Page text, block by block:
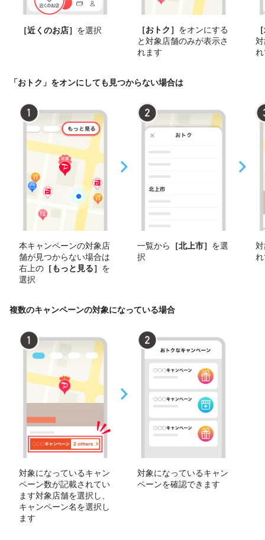
［近くのお店］ を選択 ［おトク］ をオンにする
と対象店舗のみが表示さ
れます
「おトク」をオンにしても見つからない場合は
本キャンペーンの対象店
舗が見つからない場合は
右上の ［もっと見る］ を
選択
一覧から ［北上市］ を選
択
複数のキャンペーンの対象になっている場合
対象になっているキャン
ペーン数が記載されてい
ます対象店舗を選択し、
キャンペーン名を選択し
ます
対象になっているキャン
ペーンを確認できます